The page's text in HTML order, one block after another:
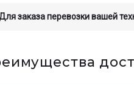
заказа перевозки вашей